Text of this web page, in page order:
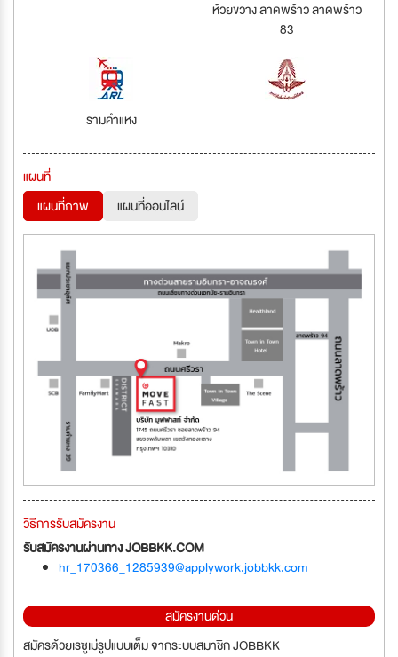
ห้วยขวาง ลาดพร้าว ลาดพร้าว
83
รามคำแหง
แผนที่
แผนที่ภาพ
แผนที่ออนไลน์
วิธีการรับสมัครงาน
รับสมัครงานผ่านทาง JOBBKK.COM
hr_170366_1285939@applywork.jobbkk.com
สมัครงานด่วน
สมัครด้วยเรซูเม่รูปแบบเต็ม จากระบบสมาชิก JOBBKK